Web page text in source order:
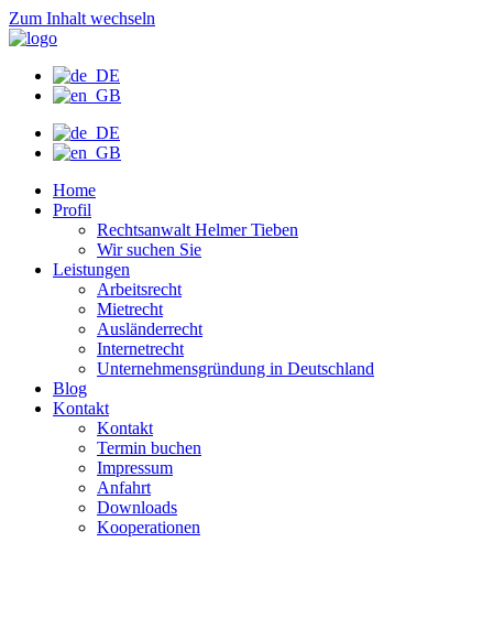
Zum Inhalt wechseln
Home
Profil
Rechtsanwalt Helmer Tieben
Wir suchen Sie
Leistungen
Arbeitsrecht
Mietrecht
Ausländerrecht
Internetrecht
Unternehmensgründung in Deutschland
Blog
Kontakt
Kontakt
Termin buchen
Impressum
Anfahrt
Downloads
Kooperationen